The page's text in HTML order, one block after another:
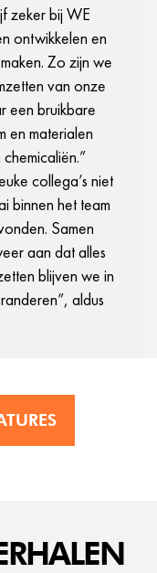
zeker bij WE
ontwikkelen en
Zo zijn we
van onze
een bruikbare
en materialen
collega’s niet
binnen het team
Samen
aan dat alles
blijven we in
aldus